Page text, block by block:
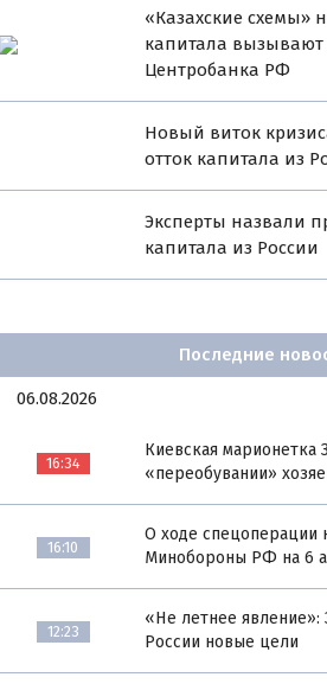
«Казахские схемы»
капитала вызывают
Центробанка РФ
Новый виток
отток капитала из
Эксперты назвали
капитала из России
Последние
06.08.2026
16:34
Киевская марионетка
«переобувании»
16:10
О ходе спецоперации
Минобороны РФ на 6
12:23
«Не летнее
России новые цели